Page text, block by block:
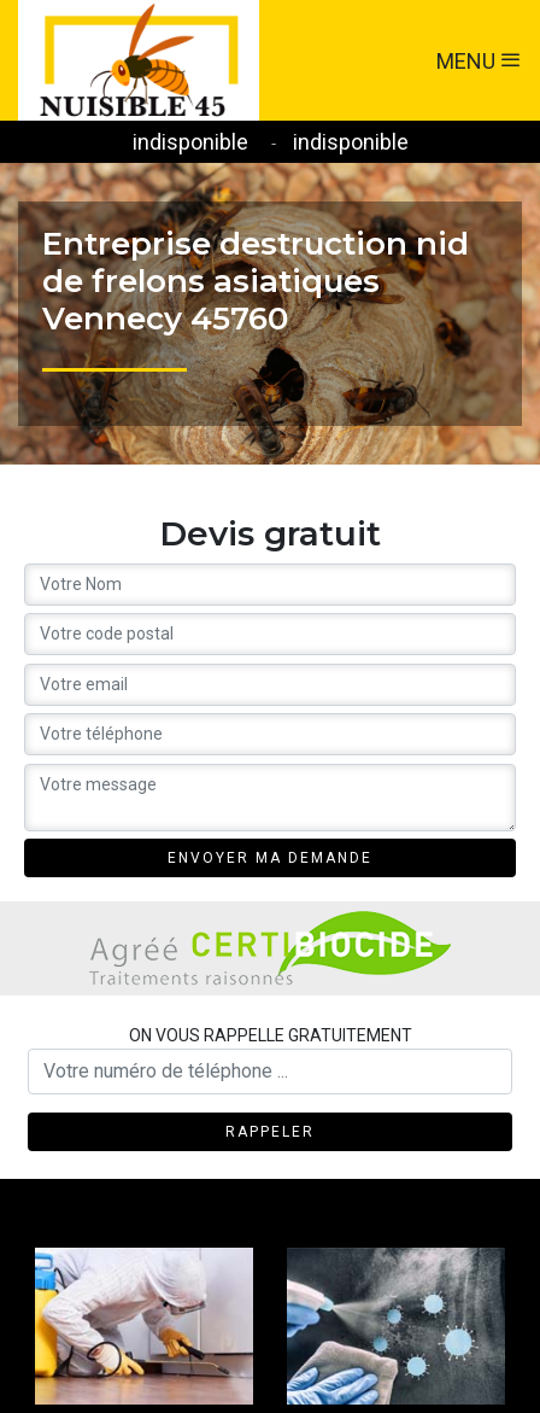
MENU
indisponible - indisponible
Entreprise destruction nid
de frelons asiatiques
Vennecy 45760
Devis gratuit
ON VOUS RAPPELLE GRATUITEMENT